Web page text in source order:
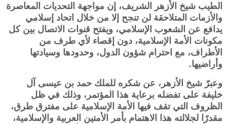
الطيب شيخ الأزهر الشريف، إن مواجهة التحديات المعاصرة
والأزمات المتلاحقة لن تنجح إلا من خلال اتحاد إسلامي
يدافع عن الشعوب الإسلامي، ويفتح قنوات الاتصال بين كل
مكونات الأمة الإسلامية، دون إقصاء لأي طرف من
الأطراف، مع احترام شؤون الدول، وحدودها وسيادتها
وأراضيها.
وعبرّ شيخ الأزهر، عن شكره للملك حمد بن عيسى آل
خليفة على تفضله برعاية هذا المؤتمر، وذلك في ظل
الظروف التي تقف فيها الأمة الإسلامية على مفترق طرق،
مقدرًا لجلالته هذا الاهتمام بأمر الأمتين العربية والإسلامية،